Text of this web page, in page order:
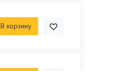
В корзину